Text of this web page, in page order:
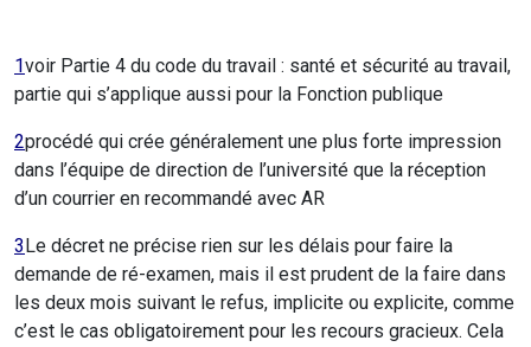
1voir Partie 4 du code du travail : santé et sécurité au travail,
partie qui s’applique aussi pour la Fonction publique
2procédé qui crée généralement une plus forte impression
dans l’équipe de direction de l’université que la réception
d’un courrier en recommandé avec AR
3Le décret ne précise rien sur les délais pour faire la
demande de ré-examen, mais il est prudent de la faire dans
les deux mois suivant le refus, implicite ou explicite, comme
c’est le cas obligatoirement pour les recours gracieux. Cela